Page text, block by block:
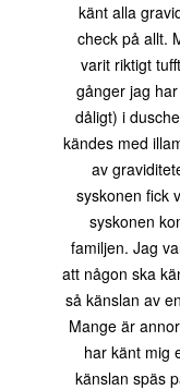
känt alla
check på allt.
varit riktigt
gånger jag
dåligt) i
kändes med
av
syskonen fick
syskonen
familjen. Jag
att någon ska
så känslan av
Mange är
har känt mig
känslan späs